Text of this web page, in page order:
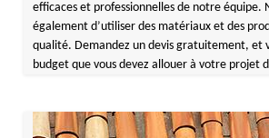
efficaces et professionnelles de notre équipe.
également d’utiliser des matériaux et des
qualité. Demandez un devis gratuitement, et
budget que vous devez allouer à votre projet